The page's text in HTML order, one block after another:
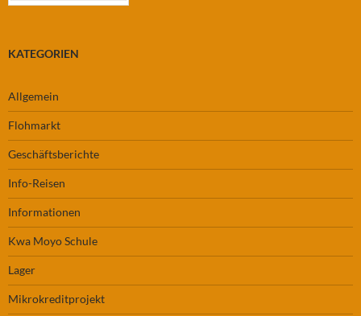
KATEGORIEN
Allgemein
Flohmarkt
Geschäftsberichte
Info-Reisen
Informationen
Kwa Moyo Schule
Lager
Mikrokreditprojekt